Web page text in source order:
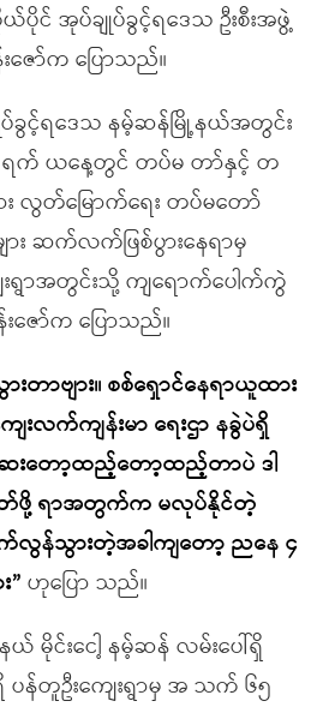
င် အုပ်ချုပ်ခွင့်ရဒေသ ဦးစီးအဖွဲ့
ော်က ပြောသည်။
ခွင့်ရဒေသ နမ့်ဆန်မြို့နယ်အတွင်း
က် ယနေ့တွင် တပ်မ တာ်နှင့် တ
း လွတ်မြောက်ရေး တပ်မတော်
ား ဆက်လက်ဖြစ်ပွားနေရာမှ
ရွာအတွင်းသို့ ကျရောက်ပေါက်ကွဲ
ဇော်က ပြောသည်။
တာဗျား။ စစ်ရှောင်နေရာယူထား
းလက်ကျန်းမာ ရေးဌာ နခွဲပဲရှိ
းတော့ထည့်တော့ထည့်တာပဲ ဒါ
တ်ဖို့ ရာအတွက်က မလုပ်နိုင်တဲ့
လွန်သွားတဲ့အခါကျတော့ ညနေ ၄
” ဟုပြော သည်။
မိုင်းငေါ့ နမ့်ဆန် လမ်းပေါ်ရှိ
ပန်တူဦးကျေးရွာမှ အ သက် ၆၅